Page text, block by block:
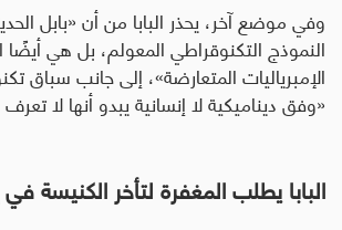
وفي موضع آخر، يحذر البابا من أن «بابل
النموذج التكنوقراطي المعولم، بل هي
الإمبرياليات المتعارضة»، إلى جانب سباق
«وفق ديناميكية لا إنسانية يبدو أنها لا
البابا يطلب المغفرة لتأخر الكنيسة في